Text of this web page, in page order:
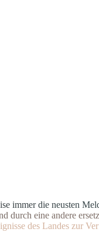
ise immer die neusten
d durch eine andere
ignisse des Landes zur